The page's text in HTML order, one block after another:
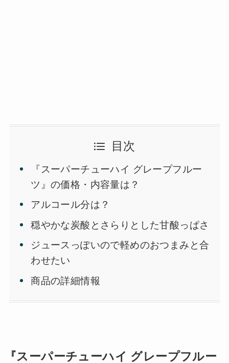
目次
『スーパーチューハイ グレープフルー
ツ』の価格・内容量は？
アルコール分は？
穏やかな炭酸とさらりとした甘酸っぱさ
ジュースっぽいので軽めのおつまみと合
わせたい
商品の詳細情報
『スーパーチューハイ グレープフルー